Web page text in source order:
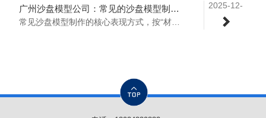
2025-12-
09
广州沙盘模型公司：常见的沙盘模型制作表现方式有哪些？
常见沙盘模型制作的核心表现方式，按“材质工艺、动态技术、交互体验、摆放形态”四大维度划分，适配不同展示场景：..